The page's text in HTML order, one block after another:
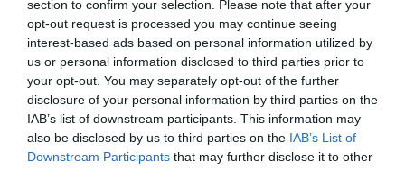
section to confirm your selection. Please note that after your
opt-out request is processed you may continue seeing
interest-based ads based on personal information utilized by
us or personal information disclosed to third parties prior to
your opt-out. You may separately opt-out of the further
disclosure of your personal information by third parties on the
IAB’s list of downstream participants. This information may
also be disclosed by us to third parties on the IAB’s List of
Downstream Participants that may further disclose it to other
αποστολή νερού, τροφίμων,
φαρμάκων και ιατρικής βοήθειας στη Γάζα.
 Να υλοποιηθεί η ομόφωνη απόφαση της ελληνικής βουλής
του 2015 για
ανακήρυξη ανεξάρτητου παλαιστινιακού κράτους με βάση τις
αποφάσεις του ΟΗΕ
του 1967.